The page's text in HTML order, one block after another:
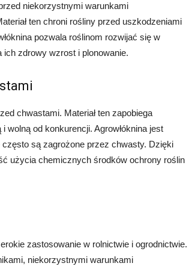
niekorzystnymi warunkami
ten chroni rośliny przed uszkodzeniami
pozwala roślinom rozwijać się w
zdrowy wzrost i plonowanie.
chwastami. Materiał ten zapobiega
wolną od konkurencji. Agrowłóknina jest
są zagrożone przez chwasty. Dzięki
użycia chemicznych środków ochrony roślin
zastosowanie w rolnictwie i ogrodnictwie.
niekorzystnymi warunkami